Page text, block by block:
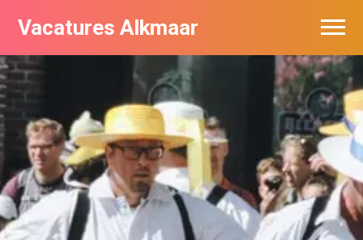
Vacatures Alkmaar
Vacatures per bedrijf
Nieuwsbrief feed